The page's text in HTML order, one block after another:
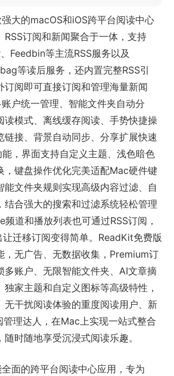
大的macOS和iOS跨平台阅读中心
RSS订阅和新闻聚合于一体，支持
Feedbin等主流RSS服务以及
等读后服务，还内置完整RSS引
订阅即可直接订阅和管理海量新闻
户统一管理、智能文件夹自动分
读模式、离线缓存阅读、手势快捷操
链接、背景自动同步、分享扩展快速
，界面支持自定义主题、浅色暗色
，键盘操作优化完美适配Mac硬件键
能文件夹规则实现高级内容过滤、自
结合强大的搜索和过滤系统轻松管理
道和播放列表也可通过RSS订阅，
迁移订阅变得简单。ReadKit免费版
，无广告、无数据收集，Premium订
多账户、无限智能文件夹、AI文章摘
家主题和自定义图标等高级特性，
无干扰阅读体验的重度阅读用户、新
管理达人，在Mac上实现一站式整合
时随地享受沉浸式阅读乐趣。
面的跨平台阅读中心应用，专为